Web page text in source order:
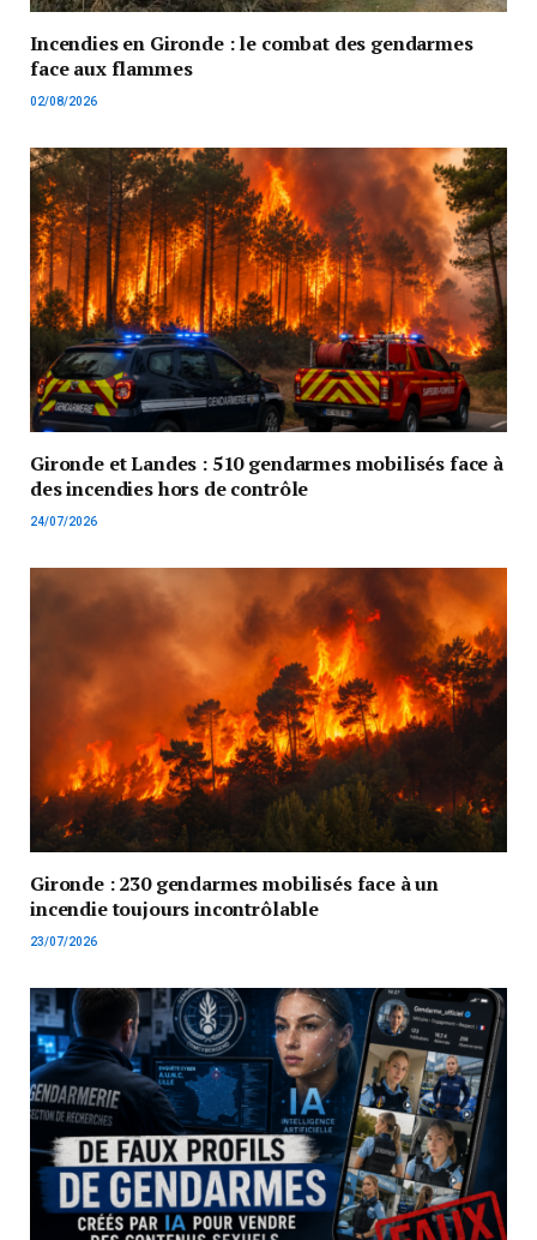
Incendies en Gironde : le combat des gendarmes
face aux flammes
02/08/2026
Gironde et Landes : 510 gendarmes mobilisés face à
des incendies hors de contrôle
24/07/2026
Gironde : 230 gendarmes mobilisés face à un
incendie toujours incontrôlable
23/07/2026